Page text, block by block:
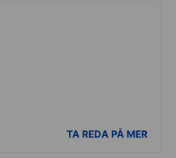
TA REDA PÅ MER